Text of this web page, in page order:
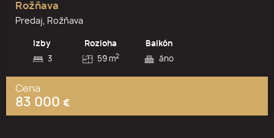
Rožňava
Predaj, Rožňava
Izby
3
Rozloha
59 m2
Balkón
áno
Cena
83 000 €